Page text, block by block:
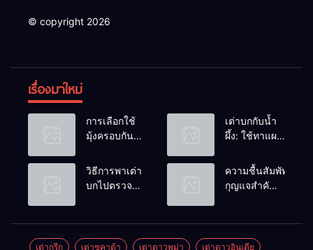
© copyright 2026
เรื่องมาใหม่
การเลือกใช้
มุ้งครอบกัน
วางไข่ในคอก
เต่า
เต่าบกกับน้ำ
ผึ้ง: ใช้ทาแผล
ดื่มได้ไหม?
วิธีการพาเต่า
บกไปตรวจ
ความชื้นสัมพัทธ์:
กุญแจสำคัญ
เต่ากรีก เต่าซูคาต้า เต่าดาวพม่า เต่าดาวอินเดีย